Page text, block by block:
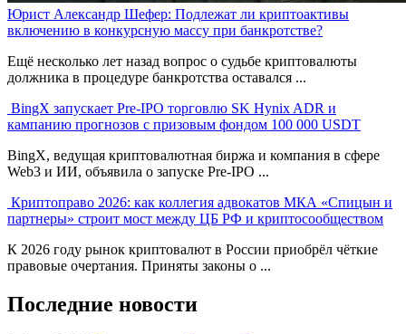
Юрист Александр Шефер: Подлежат ли криптоактивы
включению в конкурсную массу при банкротстве?
Ещё несколько лет назад вопрос о судьбе криптовалюты
должника в процедуре банкротства оставался ...
BingX запускает Pre-IPO торговлю SK Hynix ADR и
кампанию прогнозов с призовым фондом 100 000 USDT
BingX, ведущая криптовалютная биржа и компания в сфере
Web3 и ИИ, объявила о запуске Pre-IPO ...
Криптоправо 2026: как коллегия адвокатов МКА «Спицын и
партнеры» строит мост между ЦБ РФ и криптосообществом
К 2026 году рынок криптовалют в России приобрёл чёткие
правовые очертания. Приняты законы о ...
Последние новости